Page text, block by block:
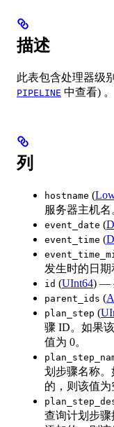
描述
此表包含处理器级
PIPELINE 中查看) 。
列
hostname (
服务器主机名
event_date (
event_time (
发生时的日期
id (UInt64) —
parent_ids (
plan_step (
骤 ID。如果
值为 0。
划步骤名称
的，则该值为
查询计划步